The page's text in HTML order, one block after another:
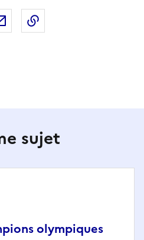
X (anciennement Twitter)
sur LinkedIn
Partager par email
sujet
olympiques